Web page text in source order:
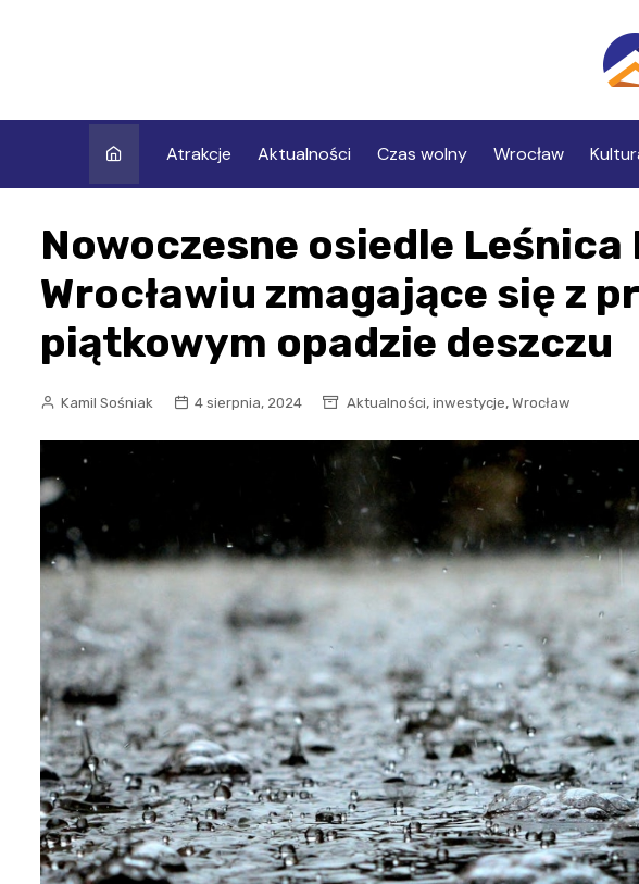
Atrakcje Aktualności Czas wolny Wrocław
Nowoczesne osiedle Leśnica
Wrocławiu zmagające się z
piątkowym opadzie deszczu
Kamil Sośniak 4 sierpnia, 2024 Aktualności, inwestycje, Wrocław